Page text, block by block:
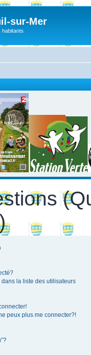
sur-Mer
habitants
la liste des utilisateurs
peux plus me connecter?!